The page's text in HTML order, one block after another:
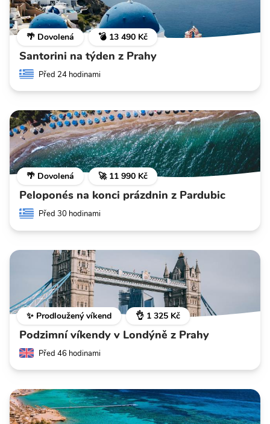
🌴 Dovolená 💣 13 490 Kč
Santorini na týden z Prahy
Před 24 hodinami
🌴 Dovolená 🚀 11 990 Kč
Peloponés na konci prázdnin z Pardubic
Před 30 hodinami
✨ Prodloužený víkend 👌 1 325 Kč
Podzimní víkendy v Londýně z Prahy
Před 46 hodinami